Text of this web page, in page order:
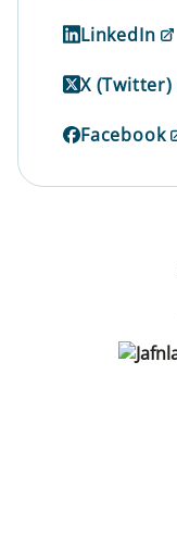
LinkedIn
X (Twitter)
Facebook